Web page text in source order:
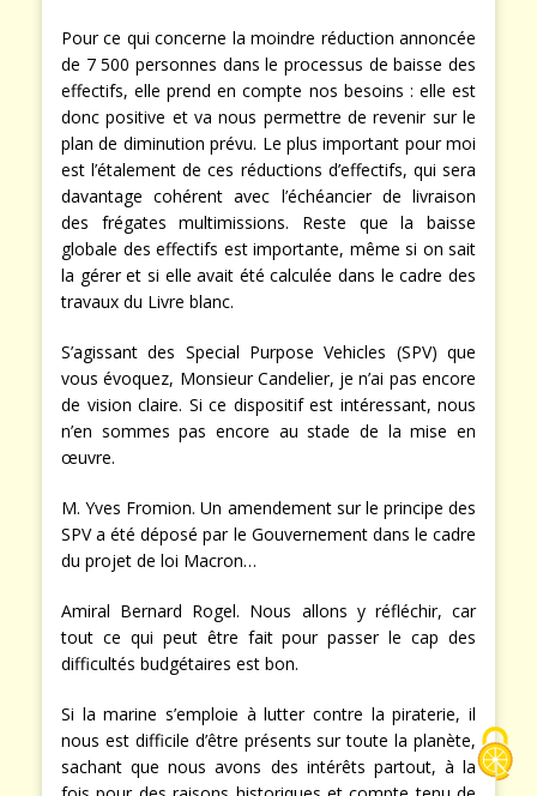
Pour ce qui concerne la moindre réduction annoncée
de 7 500 personnes dans le processus de baisse des
effectifs, elle prend en compte nos besoins : elle est
donc positive et va nous permettre de revenir sur le
plan de diminution prévu. Le plus important pour moi
est l’étalement de ces réductions d’effectifs, qui sera
davantage cohérent avec l’échéancier de livraison
des frégates multimissions. Reste que la baisse
globale des effectifs est importante, même si on sait
la gérer et si elle avait été calculée dans le cadre des
travaux du Livre blanc.
S’agissant des Special Purpose Vehicles (SPV) que
vous évoquez, Monsieur Candelier, je n’ai pas encore
de vision claire. Si ce dispositif est intéressant, nous
n’en sommes pas encore au stade de la mise en
œuvre.
M. Yves Fromion. Un amendement sur le principe des
SPV a été déposé par le Gouvernement dans le cadre
du projet de loi Macron…
Amiral Bernard Rogel. Nous allons y réfléchir, car
tout ce qui peut être fait pour passer le cap des
difficultés budgétaires est bon.
Si la marine s’emploie à lutter contre la piraterie, il
nous est difficile d’être présents sur toute la planète,
sachant que nous avons des intérêts partout, à la